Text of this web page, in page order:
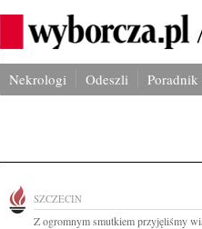
Nekrologi Odeszli
SZCZECIN
Z ogromnym smutkiem przyjęliśmy